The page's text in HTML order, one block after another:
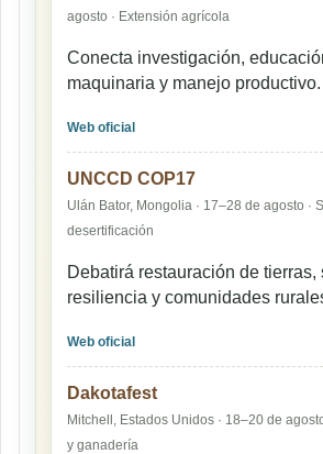
agosto · Extensión agrícola
Conecta investigación,
maquinaria y manejo productivo.
Web oficial
UNCCD COP17
Ulán Bator, Mongolia · 17–28 de agosto ·
desertificación
Debatirá restauración de tierras,
resiliencia y comunidades
Web oficial
Dakotafest
Mitchell, Estados Unidos · 18–20 de
y ganadería